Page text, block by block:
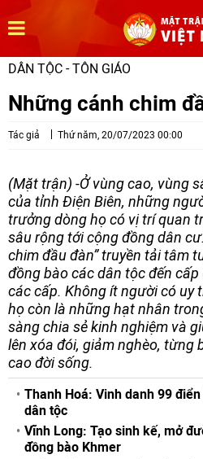
DÂN TỘC - TÔN GIÁO
Những cánh chim
Tác giả Thứ năm, 20/07/2023 00:00
(Mặt trận) -Ở vùng cao, vùng
của tỉnh Điện Biên, những
trưởng dòng họ có vị trí quan
sâu rộng tới cộng đồng dân
chim đầu đàn” truyền tải tâm
đồng bào các dân tộc đến
các cấp. Không ít người có uy
họ còn là những hạt nhân
sàng chia sẻ kinh nghiệm và
lên xóa đói, giảm nghèo, từng
cao đời sống.
Thanh Hoá: Vinh danh 99
dân tộc
Vĩnh Long: Tạo sinh kế, mở
đồng bào Khmer